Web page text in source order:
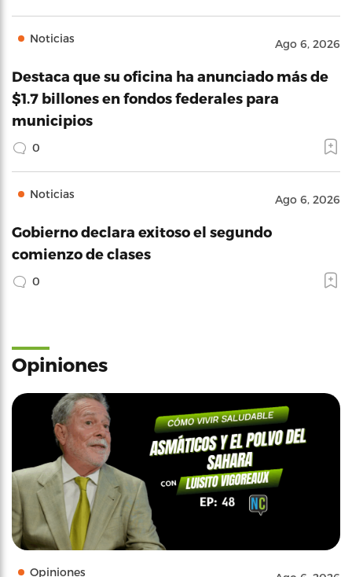
Noticias Ago 6, 2026
Destaca que su oficina ha anunciado más de
$1.7 billones en fondos federales para
municipios
0
Noticias Ago 6, 2026
Gobierno declara exitoso el segundo
comienzo de clases
0
Opiniones
Opiniones